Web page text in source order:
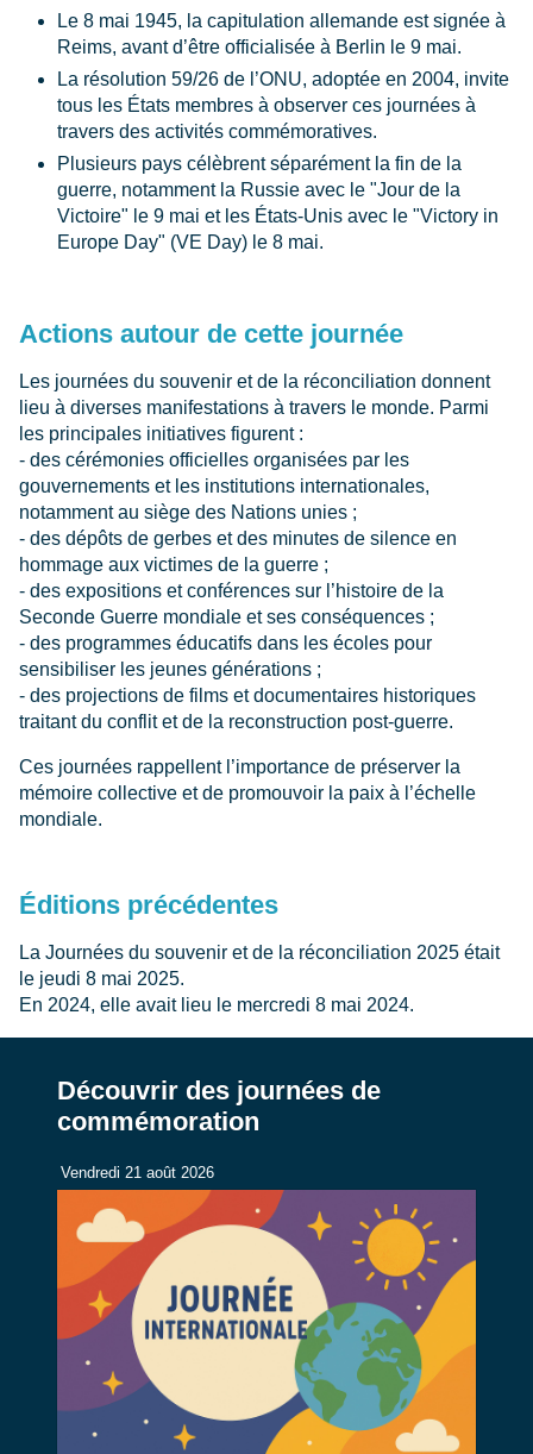
Le 8 mai 1945, la capitulation allemande est signée à
Reims, avant d’être officialisée à Berlin le 9 mai.
La résolution 59/26 de l’ONU, adoptée en 2004, invite
tous les États membres à observer ces journées à
travers des activités commémoratives.
Plusieurs pays célèbrent séparément la fin de la
guerre, notamment la Russie avec le "Jour de la
Victoire" le 9 mai et les États-Unis avec le "Victory in
Europe Day" (VE Day) le 8 mai.
Actions autour de cette journée
Les journées du souvenir et de la réconciliation donnent
lieu à diverses manifestations à travers le monde. Parmi
les principales initiatives figurent :
- des cérémonies officielles organisées par les
gouvernements et les institutions internationales,
notamment au siège des Nations unies ;
- des dépôts de gerbes et des minutes de silence en
hommage aux victimes de la guerre ;
- des expositions et conférences sur l’histoire de la
Seconde Guerre mondiale et ses conséquences ;
- des programmes éducatifs dans les écoles pour
sensibiliser les jeunes générations ;
- des projections de films et documentaires historiques
traitant du conflit et de la reconstruction post-guerre.
Ces journées rappellent l’importance de préserver la
mémoire collective et de promouvoir la paix à l’échelle
mondiale.
Éditions précédentes
La Journées du souvenir et de la réconciliation 2025 était
le jeudi 8 mai 2025.
En 2024, elle avait lieu le mercredi 8 mai 2024.
Découvrir des journées de
commémoration
Vendredi 21 août 2026